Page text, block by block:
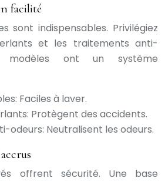
facilité
sont indispensables. Privilégiez
et les traitements anti-
modèles ont un système
Faciles à laver.
Protègent des accidents.
odeurs: Neutralisent les odeurs.
offrent sécurité. Une base